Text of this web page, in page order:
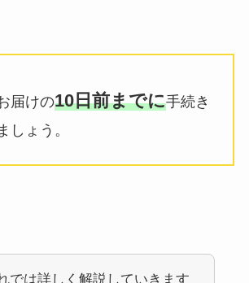
届けの10日前までに手続き
しょう。
では詳しく解説していきます